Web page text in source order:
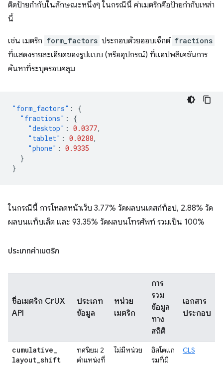
ติดป้ายกำกับในลักษณะหนึ่งๆ ในกรณีนี้ ค่าเมตริกคือป้ายกำกับเหล่า
นี้
เช่น เมตริก form_factors ประกอบด้วยออบเจ็กต์ fractions
ที่แสดงรายละเอียดของรูปแบบ (หรืออุปกรณ์) ที่แอปพลิเคชันการ
ค้นหาที่ระบุครอบคลุม
"form_factors" :
{
"fractions" :
{
"desktop" : 0.0377,
"tablet" : 0.0288,
"phone" : 0.9335
}
}
ในกรณีนี้ การโหลดหน้าเว็บ 3.77% วัดผลบนเดสก์ท็อป, 2.88% วัด
ผลบนแท็บเล็ต และ 93.35% วัดผลบนโทรศัพท์ รวมเป็น 100%
ประเภทค่าเมตริก
ชื่อเมตริก CrUX
API
ประเภท
ข้อมูล
หน่วย
เมตริก
การ
รวม
ข้อมูล
ทาง
สถิติ
เอกสาร
ประกอบ
cumulative_
layout_shift
ทศนิยม 2
ตำแหน่งที่
ไม่มีหน่วย
ฮิสโตแก
รมที่มี
CLS